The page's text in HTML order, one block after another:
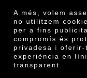
A més, volem
no utilitzem
per a fins
compromís és
privadesa i oferir-
experiència en
transparent.